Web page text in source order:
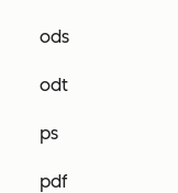
ods
odt
ps
pdf